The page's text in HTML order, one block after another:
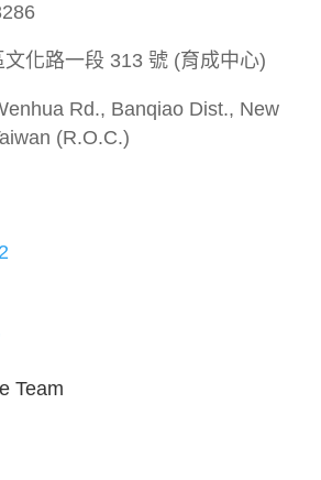
化路一段 313 號 (育成中心)
Rd., Banqiao Dist., New
(R.O.C.)
Team